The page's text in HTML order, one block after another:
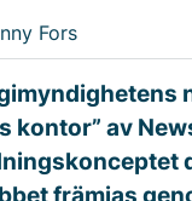
Fors
kontor” av
främjas